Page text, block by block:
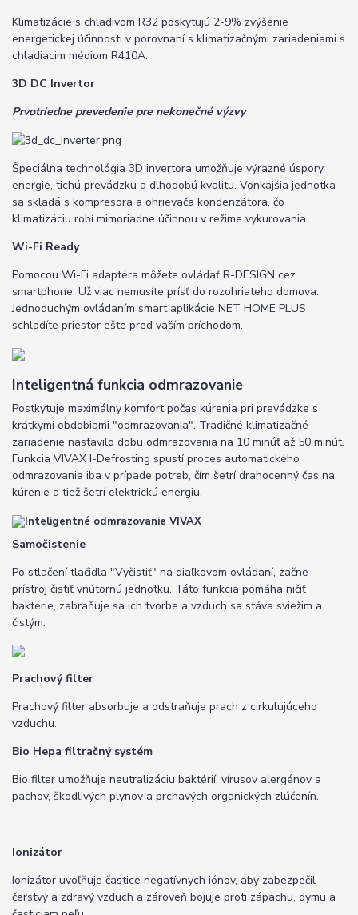
Klimatizácie s chladivom R32 poskytujú 2-9% zvýšenie
energetickej účinnosti v porovnaní s klimatizačnými zariadeniami s
chladiacim médiom R410A.
3D DC Invertor
Prvotriedne prevedenie pre nekonečné výzvy
Špeciálna technológia 3D invertora umožňuje výrazné úspory
energie, tichú prevádzku a dlhodobú kvalitu. Vonkajšia jednotka
sa skladá s kompresora a ohrievača kondenzátora, čo
klimatizáciu robí mimoriadne účinnou v režime vykurovania.
Wi-Fi Ready
Pomocou Wi-Fi adaptéra môžete ovládať R-DESIGN cez
smartphone. Už viac nemusíte prísť do rozohriateho domova.
Jednoduchým ovládaním smart aplikácie NET HOME PLUS
schladíte priestor ešte pred vaším príchodom.
Inteligentná funkcia odmrazovanie
Postkytuje maximálny komfort počas kúrenia pri prevádzke s
krátkymi obdobiami "odmrazovania". Tradičné klimatizačné
zariadenie nastavilo dobu odmrazovania na 10 minúť až 50 minút.
Funkcia VIVAX I-Defrosting spustí proces automatického
odmrazovania iba v prípade potreb, čím šetrí drahocenný čas na
kúrenie a tiež šetrí elektrickú energiu.
Samočistenie
Po stlačení tlačidla "Vyčistiť" na diaľkovom ovládaní, začne
prístroj čistiť vnútornú jednotku. Táto funkcia pomáha ničiť
baktérie, zabraňuje sa ich tvorbe a vzduch sa stáva sviežim a
čistým.
Prachový filter
Prachový filter absorbuje a odstraňuje prach z cirkulujúceho
vzduchu.
Bio Hepa filtračný systém
Bio filter umožňuje neutralizáciu baktérií, vírusov alergénov a
pachov, škodlivých plynov a prchavých organických zlúčenín.
Ionizátor
Ionizátor uvoľňuje častice negatívnych iónov, aby zabezpečil
čerstvý a zdravý vzduch a zároveň bojuje proti zápachu, dymu a